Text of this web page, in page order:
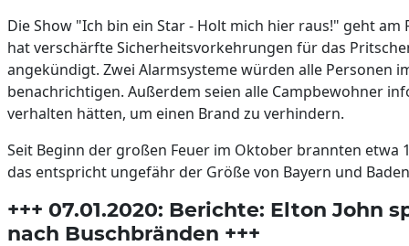
Die Show "Ich bin ein Star - Holt mich hier raus!" geht am
hat verschärfte Sicherheitsvorkehrungen für das
angekündigt. Zwei Alarmsysteme würden alle Personen
benachrichtigen. Außerdem seien alle Campbewohner
verhalten hätten, um einen Brand zu verhindern.
Seit Beginn der großen Feuer im Oktober brannten etwa
das entspricht ungefähr der Größe von Bayern und
+++ 07.01.2020: Berichte: Elton John
nach Buschbränden +++